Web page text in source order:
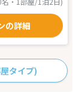
の詳細
タイプ)